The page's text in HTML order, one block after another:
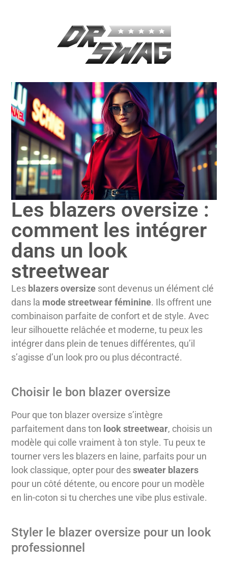
Les blazers oversize :
comment les intégrer
dans un look
streetwear
Les blazers oversize sont devenus un élément clé
dans la mode streetwear féminine. Ils offrent une
combinaison parfaite de confort et de style. Avec
leur silhouette relâchée et moderne, tu peux les
intégrer dans plein de tenues différentes, qu’il
s’agisse d’un look pro ou plus décontracté.
Choisir le bon blazer oversize
Pour que ton blazer oversize s’intègre
parfaitement dans ton look streetwear, choisis un
modèle qui colle vraiment à ton style. Tu peux te
tourner vers les blazers en laine, parfaits pour un
look classique, opter pour dessweater blazers
pour un côté détente, ou encore pour un modèle
en lin-coton si tu cherches une vibe plus estivale.
Styler le blazer oversize pour un look
professionnel